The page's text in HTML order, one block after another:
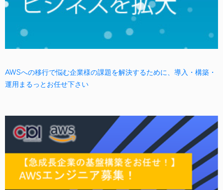
AWSへの移行で悩む企業様の課題を解決するために、導入・構築・
運用まるっとお任せ下さい